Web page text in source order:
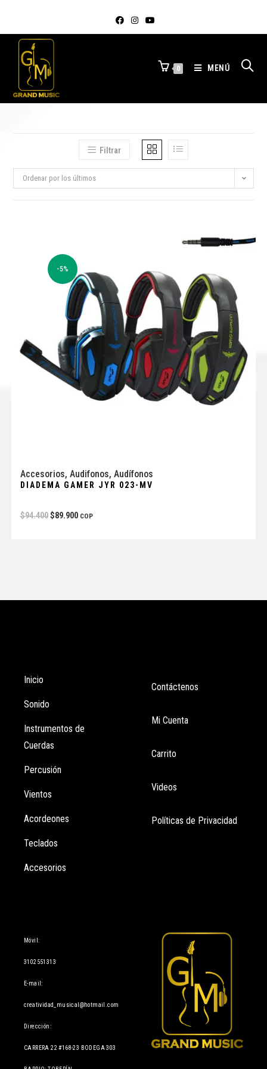
0 MENÚ
Filtrar
Ordenar por los últimos
-5%
Accesorios, Audifonos, Audífonos
DIADEMA GAMER JYR 023-MV
$94.400 $89.900 COP
Inicio
Sonido
Instrumentos de
Cuerdas
Percusión
Vientos
Acordeones
Teclados
Accesorios
Contáctenos
Mi Cuenta
Carrito
Videos
Políticas de Privacidad
Móvil:
3102551313
E-mail:
creatividad_musical@hotmail.com
Dirección:
CARRERA 22 #168-23 BODEGA 303